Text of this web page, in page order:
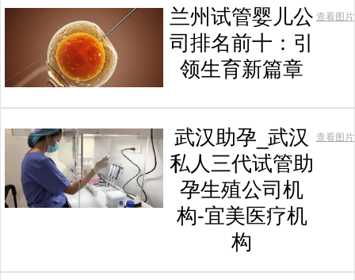
兰州试管婴儿公
司排名前十：引
领生育新篇章
查看图片
武汉助孕_武汉
私人三代试管助
孕生殖公司机
构-宜美医疗机
构
查看图片